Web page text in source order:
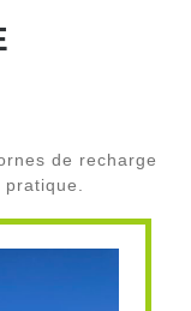
de recharge